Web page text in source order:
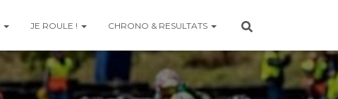
JE ROULE ! CHRONO & RESULTATS